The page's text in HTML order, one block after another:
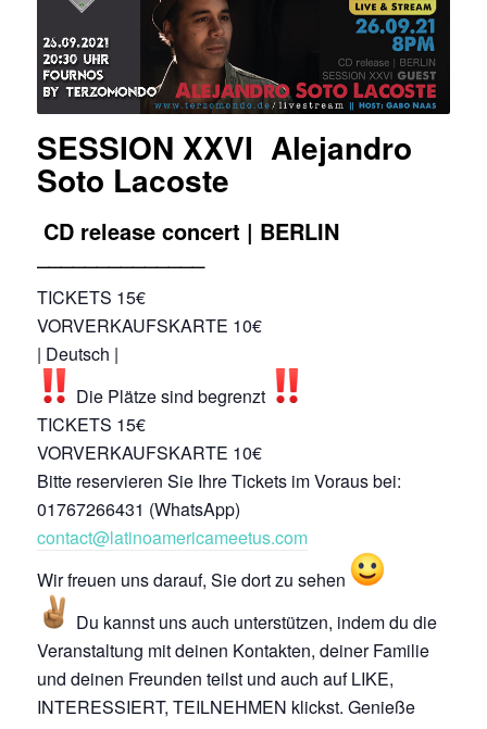
SESSION XXVI Alejandro
Soto Lacoste
CD release concert | BERLIN
TICKETS 15€
VORVERKAUFSKARTE 10€
| Deutsch |
Die Plätze sind begrenzt
TICKETS 15€
VORVERKAUFSKARTE 10€
Bitte reservieren Sie Ihre Tickets im Voraus bei:
01767266431 (WhatsApp)
contact@latinoamericameetus.com
Wir freuen uns darauf, Sie dort zu sehen
Du kannst uns auch unterstützen, indem du die
Veranstaltung mit deinen Kontakten, deiner Familie
und deinen Freunden teilst und auch auf LIKE,
INTERESSIERT, TEILNEHMEN klickst. Genieße